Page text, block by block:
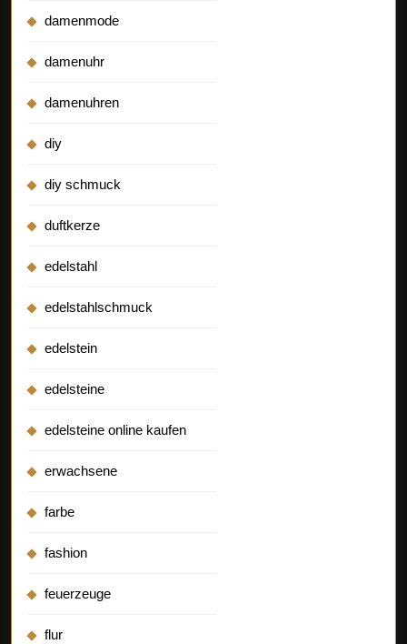
damenmode
damenuhr
damenuhren
diy
diy schmuck
duftkerze
edelstahl
edelstahlschmuck
edelstein
edelsteine
edelsteine online kaufen
erwachsene
farbe
fashion
feuerzeuge
flur